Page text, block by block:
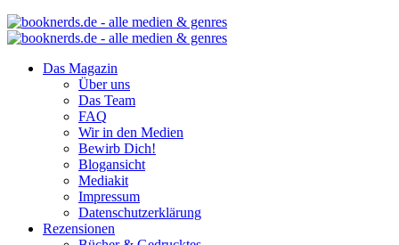
Das Magazin
Über uns
Das Team
FAQ
Wir in den Medien
Bewirb Dich!
Blogansicht
Mediakit
Impressum
Datenschutzerklärung
Rezensionen